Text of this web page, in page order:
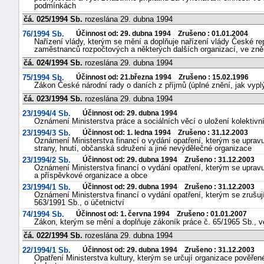
podmínkách
čá. 025/1994 Sb. rozeslána 29. dubna 1994
76/1994 Sb.
Účinnost od: 29. dubna 1994 Zrušeno : 01.01.2004
Nařízení vlády, kterým se mění a doplňuje nařízení vlády České
zaměstnanců rozpočtových a některých dalších organizací, ve
čá. 024/1994 Sb. rozeslána 29. dubna 1994
75/1994 Sb.
Účinnost od: 21.března 1994 Zrušeno : 15.02.1996
Zákon České národní rady o daních z příjmů (úplné znění, jak
čá. 023/1994 Sb. rozeslána 29. dubna 1994
23/1994/4 Sb.
Účinnost od: 29. dubna 1994
Oznámení Ministerstva práce a sociálních věcí o uložení
23/1994/3 Sb.
Účinnost od: 1. ledna 1994 Zrušeno : 31.12.2003
Oznámení Ministerstva financí o vydání opatření, kterým se
strany, hnutí, občanská sdružení a jiné nevýdělečné organizace
23/1994/2 Sb.
Účinnost od: 29. dubna 1994 Zrušeno : 31.12.2003
Oznámení Ministerstva financí o vydání opatření, kterým se
a příspěvkové organizace a obce
23/1994/1 Sb.
Účinnost od: 29. dubna 1994 Zrušeno : 31.12.2003
Oznámení Ministerstva financí o vydání opatření, kterým se
563/1991 Sb., o účetnictví
74/1994 Sb.
Účinnost od: 1. června 1994 Zrušeno : 01.01.2007
Zákon, kterým se mění a doplňuje zákoník práce č. 65/1965 Sb.,
čá. 022/1994 Sb. rozeslána 29. dubna 1994
22/1994/1 Sb.
Účinnost od: 29. dubna 1994 Zrušeno : 31.12.2003
Opatření Ministerstva kultury, kterým se určují organizace